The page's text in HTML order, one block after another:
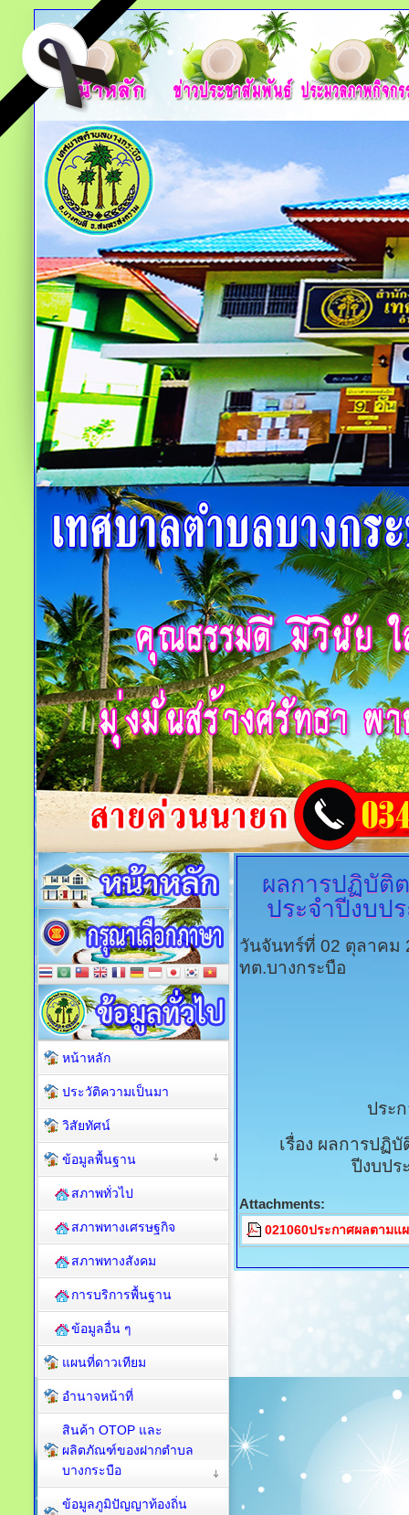
ผลการปฏิบัติ
ประจำปีงบป
วันจันทร์ที่ 02 ตุลาคม
ทต.บางกระบือ
ประ
เรื่อง ผลการปฏิ
ปีงบปร
Attachments:
021060ประกาศผลตามแ
หน้าหลัก
ประวัติความเป็นมา
วิสัยทัศน์
ข้อมูลพื้นฐาน
สภาพทั่วไป
สภาพทางเศรษฐกิจ
สภาพทางสังคม
การบริการพื้นฐาน
ข้อมูลอื่น ๆ
แผนที่ดาวเทียม
อำนาจหน้าที่
สินค้า OTOP และ
ผลิตภัณฑ์ของฝากตำบล
บางกระบือ
ข้อมูลภูมิปัญญาท้องถิ่น